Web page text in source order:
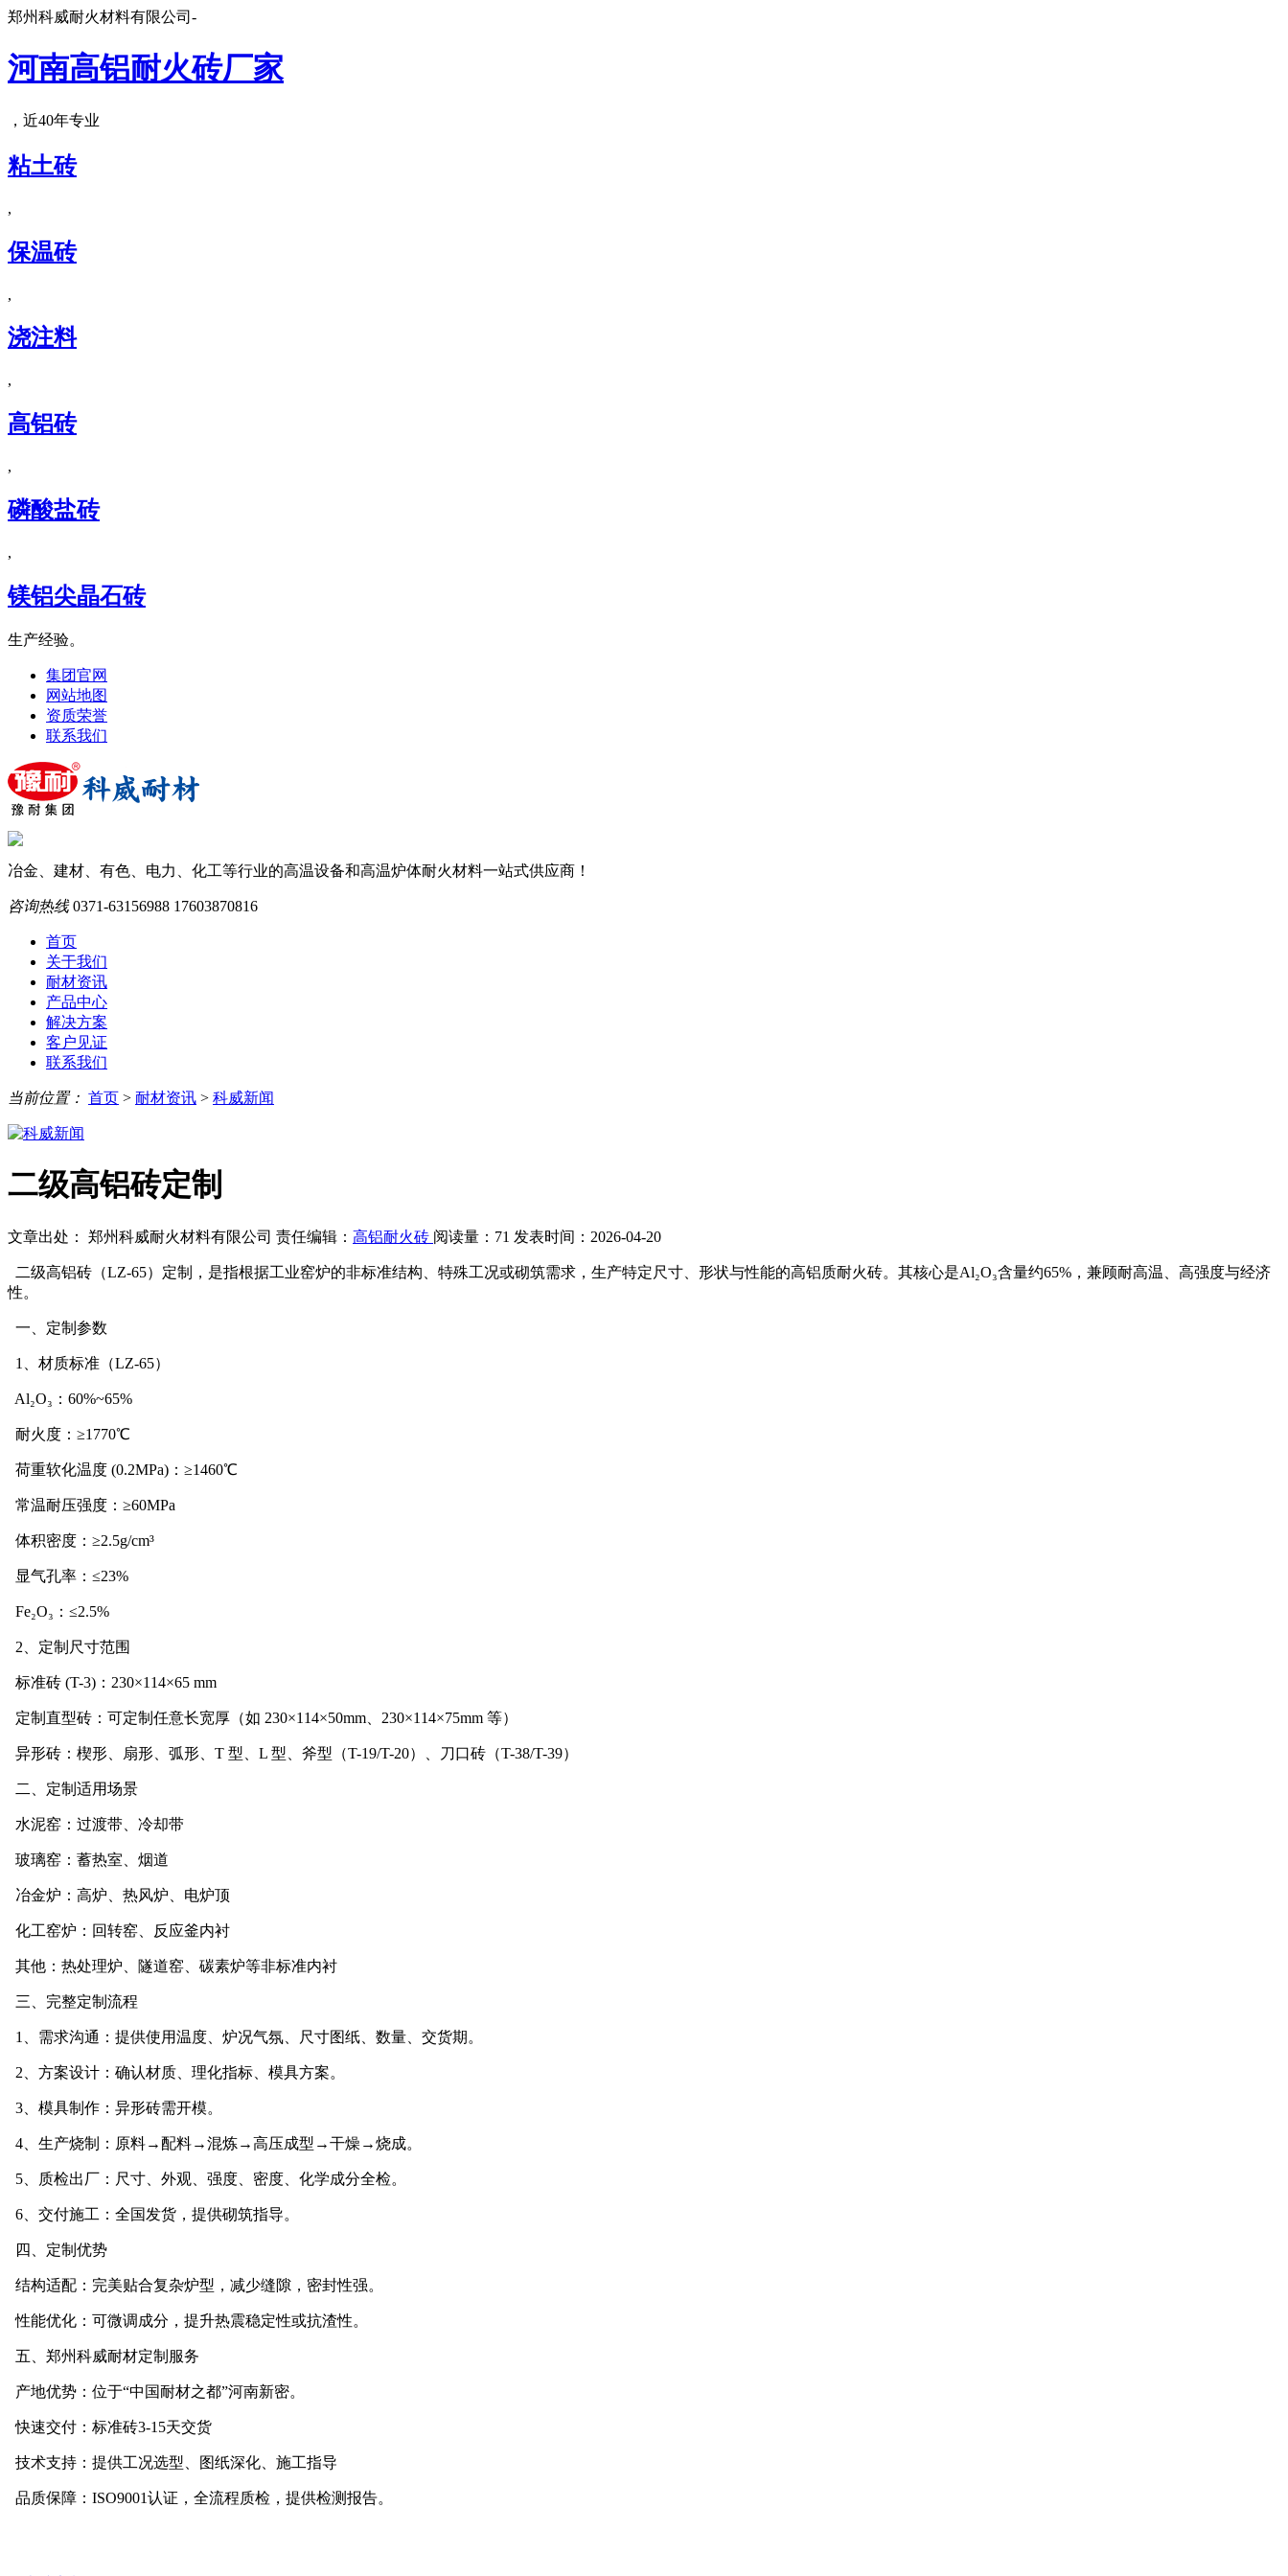
郑州科威耐火材料有限公司-
河南高铝耐火砖厂家
，近40年专业
粘土砖
,
保温砖
,
浇注料
,
高铝砖
,
磷酸盐砖
,
镁铝尖晶石砖
生产经验。
集团官网
网站地图
资质荣誉
联系我们
冶金、建材、有色、电力、化工等行业的高温设备和高温炉体耐火材料一站式供应商！
咨询热线 0371-63156988 17603870816
首页
关于我们
耐材资讯
产品中心
解决方案
客户见证
联系我们
当前位置： 首页 > 耐材资讯 > 科威新闻
二级高铝砖定制
文章出处： 郑州科威耐火材料有限公司 责任编辑： 高铝耐火砖 阅读量： 71 发表时间：2026-04-20
二级高铝砖（LZ-65）定制，是指根据工业窑炉的非标准结构、特殊工况或砌筑需求，生产特定尺寸、形状与性能的高铝质耐火砖。其核心是Al₂O₃含量约65%，兼顾耐高温、高强度与经济
性。
一、定制参数
1、材质标准（LZ-65）
Al₂O₃：60%~65%
耐火度：≥1770℃
荷重软化温度 (0.2MPa)：≥1460℃
常温耐压强度：≥60MPa
体积密度：≥2.5g/cm³
显气孔率：≤23%
Fe₂O₃：≤2.5%
2、定制尺寸范围
标准砖 (T-3)：230×114×65 mm
定制直型砖：可定制任意长宽厚（如 230×114×50mm、230×114×75mm 等）
异形砖：楔形、扇形、弧形、T 型、L 型、斧型（T-19/T-20）、刀口砖（T-38/T-39）
二、定制适用场景
水泥窑：过渡带、冷却带
玻璃窑：蓄热室、烟道
冶金炉：高炉、热风炉、电炉顶
化工窑炉：回转窑、反应釜内衬
其他：热处理炉、隧道窑、碳素炉等非标准内衬
三、完整定制流程
1、需求沟通：提供使用温度、炉况气氛、尺寸图纸、数量、交货期。
2、方案设计：确认材质、理化指标、模具方案。
3、模具制作：异形砖需开模。
4、生产烧制：原料→配料→混炼→高压成型→干燥→烧成。
5、质检出厂：尺寸、外观、强度、密度、化学成分全检。
6、交付施工：全国发货，提供砌筑指导。
四、定制优势
结构适配：完美贴合复杂炉型，减少缝隙，密封性强。
性能优化：可微调成分，提升热震稳定性或抗渣性。
五、郑州科威耐材定制服务
产地优势：位于“中国耐材之都”河南新密。
快速交付：标准砖3-15天交货
技术支持：提供工况选型、图纸深化、施工指导
品质保障：ISO9001认证，全流程质检，提供检测报告。